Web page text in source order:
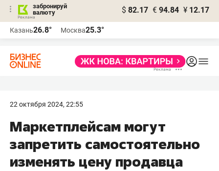
забронируй
валюту
$ 82.17 € 94.84 ¥ 12.17
Казань26.8° Москва25.3°
22 октября 2024, 22:55
Маркетплейсам могут
запретить самостоятельно
изменять цену продавца